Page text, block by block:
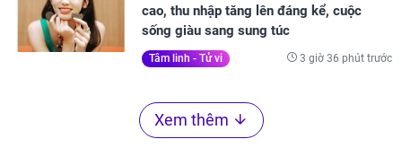
cao, thu nhập tăng lên đáng kể, cuộc
sống giàu sang sung túc
Tâm linh - Tử vi 3 giờ 36 phút trước
Xem thêm